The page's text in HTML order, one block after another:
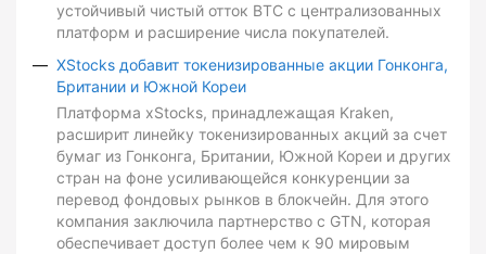
устойчивый чистый отток BTC с централизованных
платформ и расширение числа покупателей.
XStocks добавит токенизированные акции Гонконга,
Британии и Южной Кореи
Платформа xStocks, принадлежащая Kraken,
расширит линейку токенизированных акций за счет
бумаг из Гонконга, Британии, Южной Кореи и других
стран на фоне усиливающейся конкуренции за
перевод фондовых рынков в блокчейн. Для этого
компания заключила партнерство с GTN, которая
обеспечивает доступ более чем к 90 мировым